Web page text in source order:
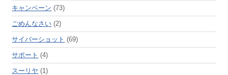
キャンペーン (73)
ごめんなさい (2)
サイバーショット (69)
サポート (4)
スーリヤ (1)